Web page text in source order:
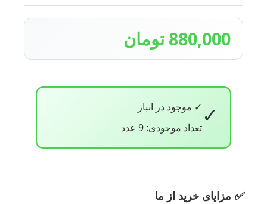
880,000 تومان
✓ ✓ موجود در انبار
تعداد موجودی: 9 عدد
✅ مزایای خرید از ما